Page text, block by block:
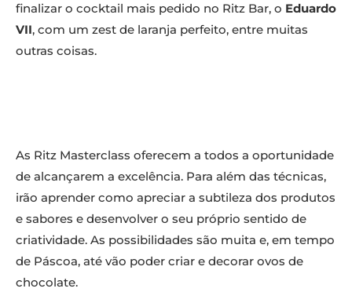
finalizar o cocktail mais pedido no Ritz Bar, o Eduardo
VII, com um zest de laranja perfeito, entre muitas
outras coisas.
As Ritz Masterclass oferecem a todos a oportunidade
de alcançarem a excelência. Para além das técnicas,
irão aprender como apreciar a subtileza dos produtos
e sabores e desenvolver o seu próprio sentido de
criatividade. As possibilidades são muita e, em tempo
de Páscoa, até vão poder criar e decorar ovos de
chocolate.